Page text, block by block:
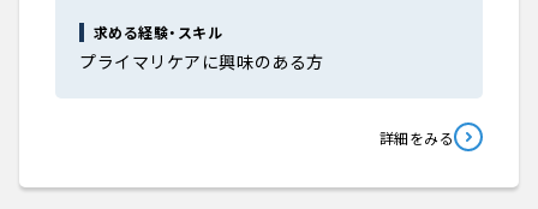
求める経験・スキル
プライマリケアに興味のある方
詳細をみる